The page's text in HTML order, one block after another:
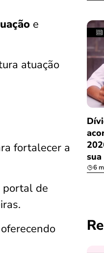
e
atuação
fortalecer a
portal de
sua
6